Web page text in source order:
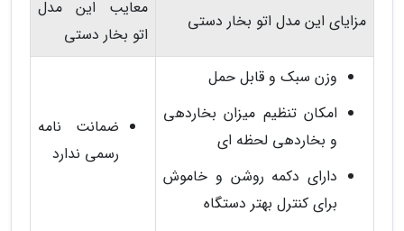
مزایای این مدل اتو بخار دستی
معایب این مدل
اتو بخار دستی
وزن سبک و قابل حمل
امکان تنظیم میزان بخاردهی
و بخاردهی لحظه ای
دارای دکمه روشن و خاموش
برای کنترل بهتر دستگاه
ضمانت نامه
رسمی ندارد